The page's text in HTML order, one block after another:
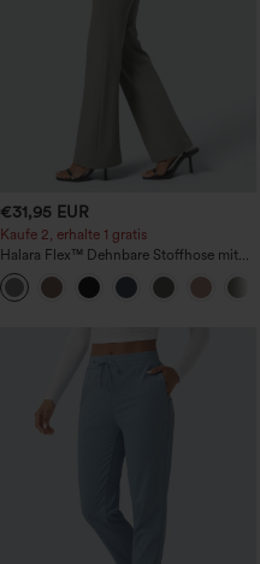
+23
€31,95 EUR
Kaufe 2, erhalte 1 gratis
Halara Flex™ Dehnbare Stoffhose mit
hohem Bund und Seitentasche hinten